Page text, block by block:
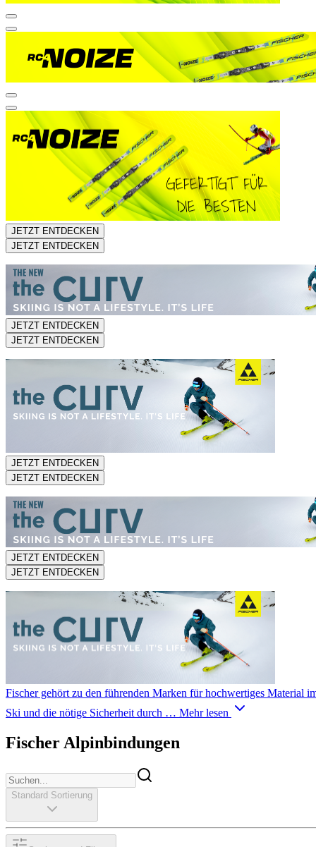
JETZT ENTDECKEN
JETZT ENTDECKEN
JETZT ENTDECKEN
JETZT ENTDECKEN
JETZT ENTDECKEN
JETZT ENTDECKEN
JETZT ENTDECKEN
JETZT ENTDECKEN
Fischer gehört zu den führenden Marken für hochwertiges Material
Ski und die nötige Sicherheit durch … Mehr lesen
Fischer Alpinbindungen
Standard Sortierung